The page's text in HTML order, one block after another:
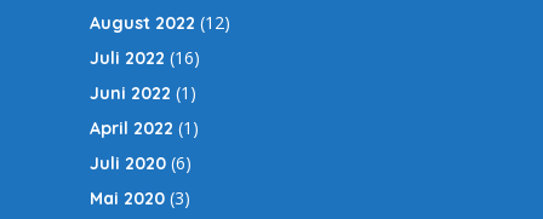
August 2022 (12)
Juli 2022 (16)
Juni 2022 (1)
April 2022 (1)
Juli 2020 (6)
Mai 2020 (3)